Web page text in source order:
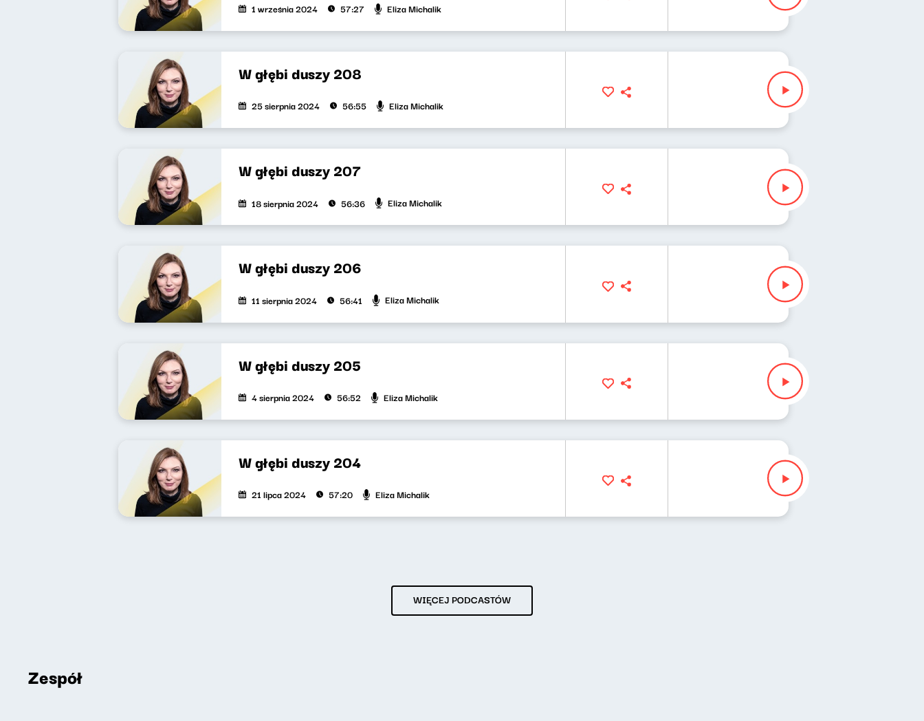
1 września 2024 57:27 Eliza Michalik
W głębi duszy 208
25 sierpnia 2024 56:55 Eliza Michalik
W głębi duszy 207
18 sierpnia 2024 56:36 Eliza Michalik
W głębi duszy 206
11 sierpnia 2024 56:41 Eliza Michalik
W głębi duszy 205
4 sierpnia 2024 56:52 Eliza Michalik
W głębi duszy 204
21 lipca 2024 57:20 Eliza Michalik
WIĘCEJ PODCASTÓW
Zespół